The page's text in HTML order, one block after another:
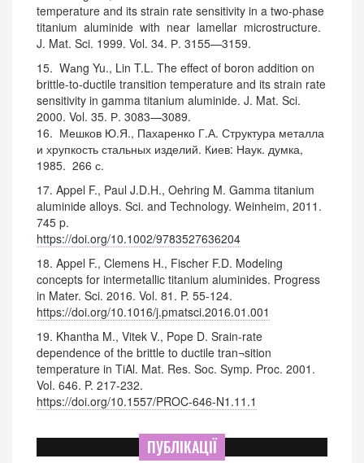
temperature and its strain rate sensitivity in a two-phase
titanium aluminide with near lamellar microstructure.
J. Mat. Sci. 1999. Vol. 34. Р. 3155—3159.
15. Wаng Yu., Lin T.L. The effect of boron addition on
brittle-to-ductile transition temperature and its strain rate
sensitivity in gamma titanium aluminide. J. Mat. Sci.
2000. Vol. 35. Р. 3083—3089.
16. Мешков Ю.Я., Пахаренко Г.А. Структура металла
и хрупкость стальных изделий. Киев: Наук. думка,
1985. 266 с.
17. Appel F., Paul J.D.H., Oehring M. Gamma titanium
aluminide alloys. Sci. and Technology. Weinheim, 2011.
745 p.
https://doi.org/10.1002/9783527636204
18. Appel F., Clemens H., Fischer F.D. Modeling
concepts for intermetallic titanium aluminides. Progress
in Mater. Sci. 2016. Vol. 81. P. 55-124.
https://doi.org/10.1016/j.pmatsci.2016.01.001
19. Khantha M., Vitek V., Pope D. Srain-rate
dependence of the brittle to ductile tran¬sition
temperature in TiAl. Mat. Res. Soc. Symp. Proc. 2001.
Vol. 646. P. 217-232.
https://doi.org/10.1557/PROC-646-N1.11.1
ПУБЛІКАЦІЇ